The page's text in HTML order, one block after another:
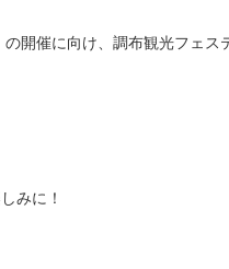
開催に向け、調布観光フェス
みに！